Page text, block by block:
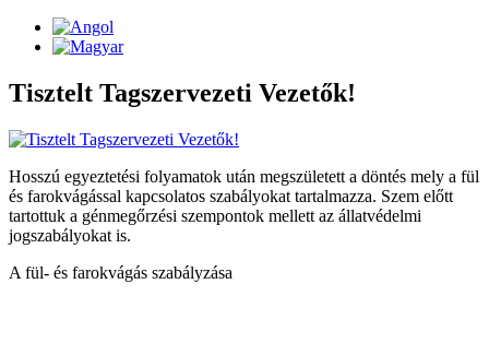
Tisztelt Tagszervezeti Vezetők!
Hosszú egyeztetési folyamatok után megszületett a döntés mely a fül
és farokvágással kapcsolatos szabályokat tartalmazza. Szem előtt
tartottuk a génmegőrzési szempontok mellett az állatvédelmi
jogszabályokat is.
A fül- és farokvágás szabályzása